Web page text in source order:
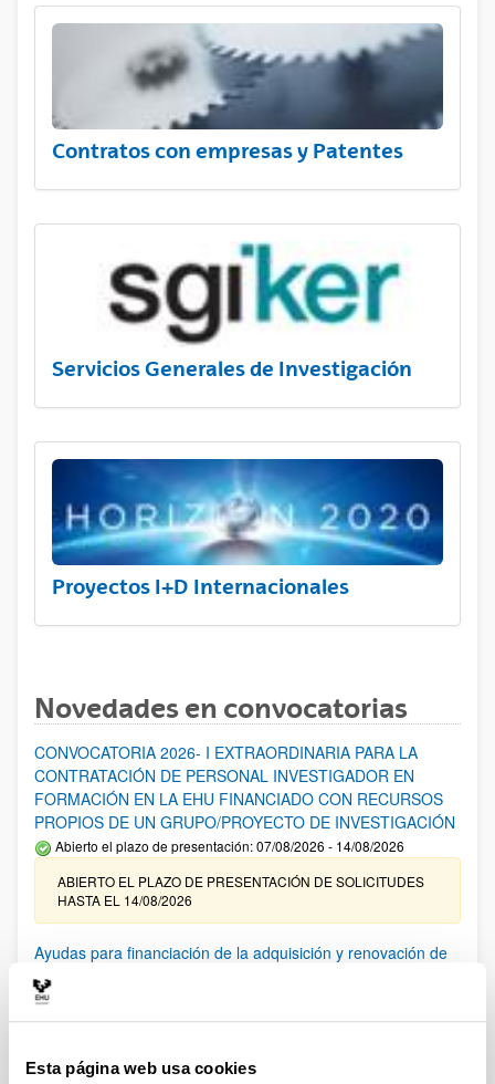
Esta página web usa cookies
Contratos con empresas y Patentes
Servicios Generales de Investigación
Proyectos I+D Internacionales
Novedades en convocatorias
CONVOCATORIA 2026- I EXTRAORDINARIA PARA LA
CONTRATACIÓN DE PERSONAL INVESTIGADOR EN
FORMACIÓN EN LA EHU FINANCIADO CON RECURSOS
PROPIOS DE UN GRUPO/PROYECTO DE INVESTIGACIÓN
Abierto el plazo de presentación: 07/08/2026 - 14/08/2026
ABIERTO EL PLAZO DE PRESENTACIÓN DE SOLICITUDES
HASTA EL 14/08/2026
Ayudas para financiación de la adquisición y renovación de
infraestructura científica y fondos bibliográficos en la
UPV/EHU 2026
Trámite abierto
25/03/2026: Corrección de errores del listado provisional de
solicitudes admitidas y excluidas. 23/03/2026: Relación